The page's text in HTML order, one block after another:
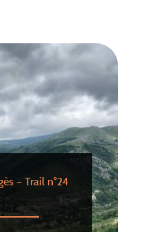
– Trail n°24